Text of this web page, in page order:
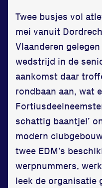
Informatie
Privacy en cookies
Disclaimer
Huisregels
Vraag en contact
Twee busjes vol
mei vanuit
Vlaanderen
wedstrijd in de
aankomst daar
rondbaan aan, wat
schattig baantje!’
modern
twee EDM’s
werpnummers,
leek de organisatie